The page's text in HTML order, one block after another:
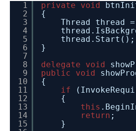
1
2
3
4
5
6
7
8
9
10
11
12
13
14
15
private void
{
Thread thread =
thread.Start();
}
delegate
void
public
void
{
if
{
this
return ;
}